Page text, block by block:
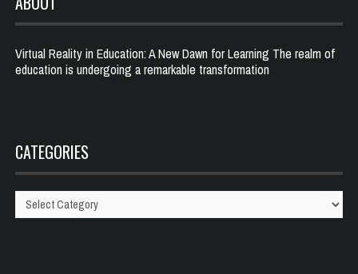
Virtual Reality in Education: A New Dawn for Learning The realm of
education is undergoing a remarkable transformation
CATEGORIES
Categories